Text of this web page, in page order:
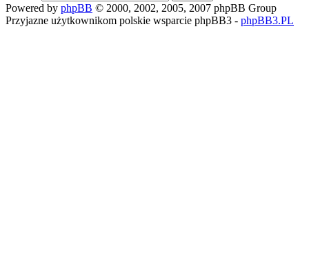
Powered by phpBB © 2000, 2002, 2005, 2007 phpBB Group
Przyjazne użytkownikom polskie wsparcie phpBB3 - phpBB3.PL